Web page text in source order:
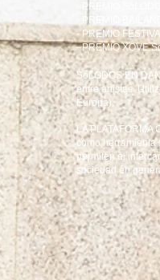
- PREMIO
- PREMIO
- PREMIO
- PREMIO XOVE
SóLODOS EN
entre artistas.
Europa).
LA
como herramienta
permiten el
sociedad en